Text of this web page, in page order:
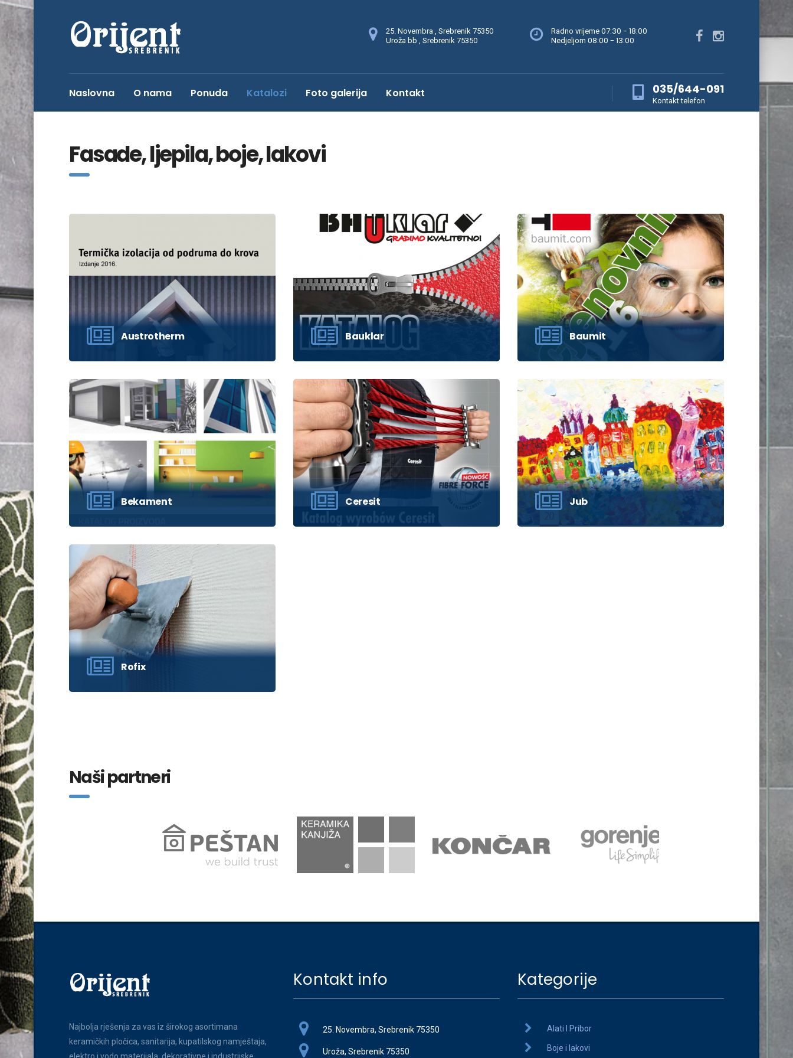
Radno vrijeme 07:30 - 18:00
Nedjeljom 08:00 - 13:00
25. Novembra , Srebrenik 75350
Uroža bb , Srebrenik 75350
Naslovna O nama Ponuda Katalozi Foto galerija Kontakt 035/644-091
Kontakt telefon
Fasade, ljepila, boje, lakovi
Austrotherm
molimo sačekajte da se učita.
POGLEDAJ
Bauklar
molimo sačekajte da se učita.
POGLEDAJ
Baumit
molimo sačekajte da se učita.
POGLEDAJ
Bekament
molimo sačekajte da se učita.
POGLEDAJ
Ceresit Jub
Rofix
Naši partneri
Najbolja rješenja za vas iz širokog asortimana
keramičkih pločica, sanitarija, kupatilskog namještaja,
Kontakt info
25. Novembra, Srebrenik 75350
Uroža, Srebrenik 75350
Kategorije
Alati I Pribor
Boje i lakovi